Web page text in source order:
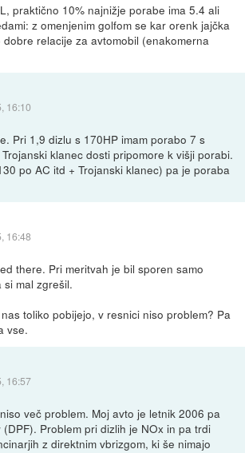
praktično 10% najnižje porabe ima 5.4 ali
z omenjenim golfom se kar orenk jajčka
relacije za avtomobil (enakomerna
16:10
Pri 1,9 dizlu s 170HP imam porabo 7 s
klanec dosti pripomore k višji porabi.
po AC itd + Trojanski klanec) pa je poraba
16:48
there. Pri meritvah je bil sporen samo
si mal zgrešil.
toliko pobijejo, v resnici niso problem? Pa
vse.
16:57
več problem. Moj avto je letnik 2006 pa
Problem pri dizlih je NOx in pa trdi
z direktnim vbrizgom, ki še nimajo